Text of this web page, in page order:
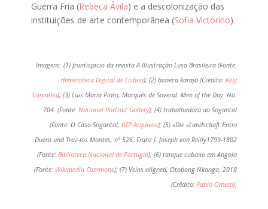
Guerra Fria (Rebeca Ávila) e a descolonização das
instituições de arte contemporânea (Sofia Victorino).
Imagens: (1) frontispício da revista A Illustração Luso-Brasileira (Fonte:
Hemeroteca Digital de Lisboa); (2) boneca karajá (Crédito: Kely
Carvalho); (3) Luis Maria Pinto, Marquês de Soveral. Men of the Day. No.
704. (Fonte: National Portrait Gallery); (4) trabalhadora da Sogantal
(Fonte: O Caso Sogantal, RTP Arquivos); (5) «Die »Landschaft Entre
Duero und Traz-los Montes, nº 526, Franz J. Joseph von Reilly1799-1802
(Fonte: Biblioteca Nacional de Portugal); (6) tanque cubano em Angola
(Fonte: Wikimedia Commons); (7) Veins aligned, Otobong Nkanga, 2018
(Crédito: Fabio Omero).